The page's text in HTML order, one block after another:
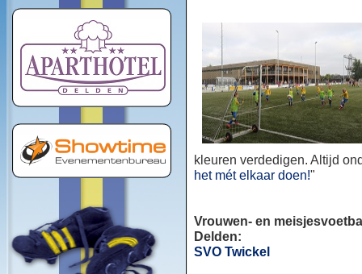
kleuren verdedigen. Altijd
het mét elkaar doen!"
Vrouwen- en
Delden:
SVO Twickel